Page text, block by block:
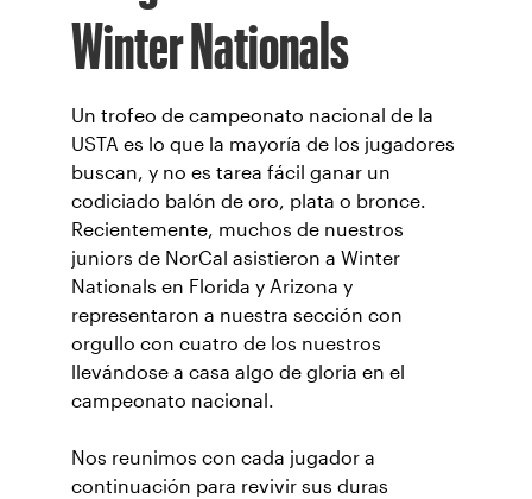
Winter Nationals
Un trofeo de campeonato nacional de la
USTA es lo que la mayoría de los jugadores
buscan, y no es tarea fácil ganar un
codiciado balón de oro, plata o bronce.
Recientemente, muchos de nuestros
juniors de NorCal asistieron a Winter
Nationals en Florida y Arizona y
representaron a nuestra sección con
orgullo con cuatro de los nuestros
llevándose a casa algo de gloria en el
campeonato nacional.
Nos reunimos con cada jugador a
continuación para revivir sus duras